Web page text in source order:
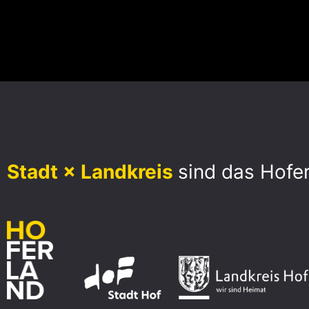
Stadt × Landkreis sind das